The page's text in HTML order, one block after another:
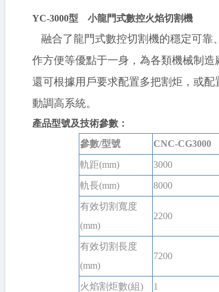
YC-3000型 小龍門式數控火焰切割機
融合了龍門式數控切割機的穩定可靠
作方便等優點于一身，為各類機械制造
還可根據用戶要求配置多把割炬，或
動調高系統。
產品型號及技術參數：
參數/型號
CNC-CG3000
軌距(mm) 3000
軌長(mm) 8000
有效切割寬度
(mm)
2200
有效切割長度
(mm)
7200
火焰割炬數(組) 1